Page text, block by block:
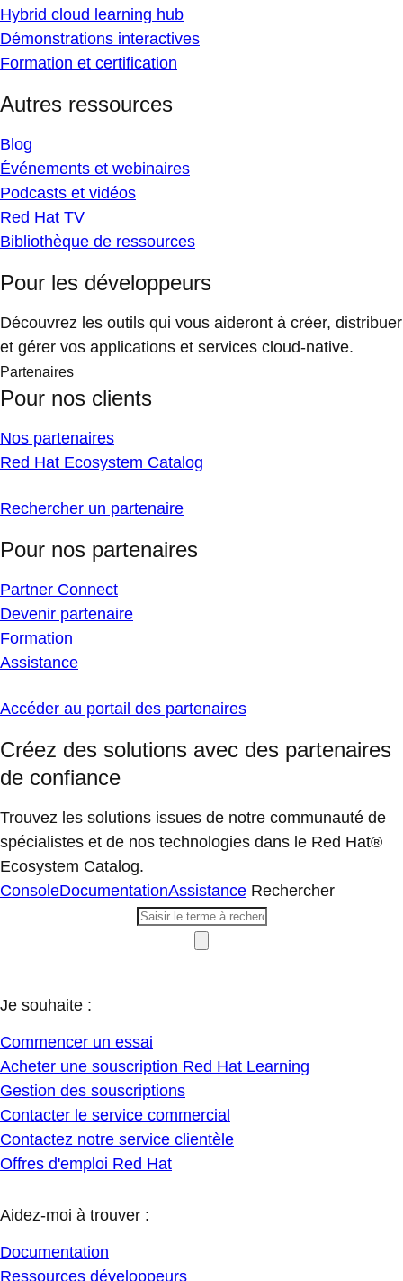
Hybrid cloud learning hub
Démonstrations interactives
Formation et certification
Autres ressources
Blog
Événements et webinaires
Podcasts et vidéos
Red Hat TV
Bibliothèque de ressources
Pour les développeurs
Découvrez les outils qui vous aideront à créer, distribuer
et gérer vos applications et services cloud-native.
Partenaires
Pour nos clients
Nos partenaires
Red Hat Ecosystem Catalog
Rechercher un partenaire
Pour nos partenaires
Partner Connect
Devenir partenaire
Formation
Assistance
Accéder au portail des partenaires
Créez des solutions avec des partenaires
de confiance
Trouvez les solutions issues de notre communauté de
spécialistes et de nos technologies dans le Red Hat®
Ecosystem Catalog.
ConsoleDocumentationAssistance Rechercher
Je souhaite :
Commencer un essai
Acheter une souscription Red Hat Learning
Gestion des souscriptions
Contacter le service commercial
Contactez notre service clientèle
Offres d'emploi Red Hat
Aidez-moi à trouver :
Documentation
Ressources développeurs